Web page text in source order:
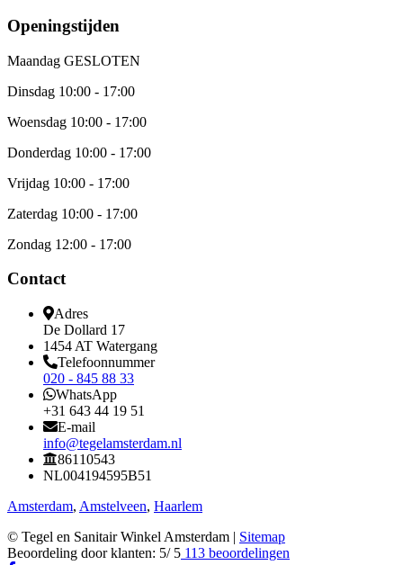
Openingstijden
Maandag GESLOTEN
Dinsdag 10:00 - 17:00
Woensdag 10:00 - 17:00
Donderdag 10:00 - 17:00
Vrijdag 10:00 - 17:00
Zaterdag 10:00 - 17:00
Zondag 12:00 - 17:00
Contact
Adres
De Dollard 17
1454 AT Watergang
Telefoonnummer
020 - 845 88 33
WhatsApp
+31 643 44 19 51
E-mail
info@tegelamsterdam.nl
86110543
NL004194595B51
Amsterdam, Amstelveen, Haarlem
© Tegel en Sanitair Winkel Amsterdam | Sitemap
Beoordeling door klanten: 5/5 113 beoordelingen